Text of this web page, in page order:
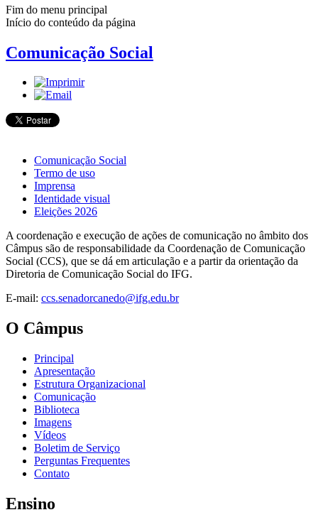
Fim do menu principal
Início do conteúdo da página
Comunicação Social
Comunicação Social
Termo de uso
Imprensa
Identidade visual
Eleições 2026
A coordenação e execução de ações de comunicação no âmbito dos
Câmpus são de responsabilidade da Coordenação de Comunicação
Social (CCS), que se dá em articulação e a partir da orientação da
Diretoria de Comunicação Social do IFG.
E-mail: ccs.senadorcanedo@ifg.edu.br
O Câmpus
Principal
Apresentação
Estrutura Organizacional
Comunicação
Biblioteca
Imagens
Vídeos
Boletim de Serviço
Perguntas Frequentes
Contato
Ensino